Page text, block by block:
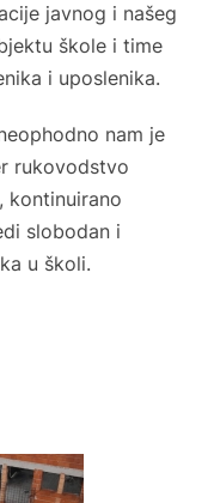
javnog i našeg
škole i time
i uposlenika.
nam je
rukovodstvo
kontinuirano
slobodan i
u školi.